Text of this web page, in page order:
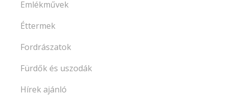
Emlékművek
Éttermek
Fordrászatok
Fürdők és uszodák
Hírek ajánló